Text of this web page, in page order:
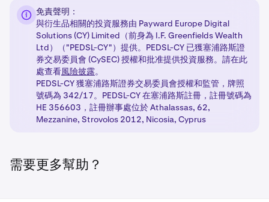
您可以從左上角的市場選擇器中選擇它們。
點擊後，將會彈出一個市場選擇器對話框，您可以在其
中選擇「期貨」選項卡以查看所有期貨合約。
從這裡，您可以搜尋您想交易的合約，然後點擊該行以
選擇市場。
選擇您的衍生品合約後，您的「交易」選項卡佈局（包
括訂單表格）將會更新，顯示所選合約的市場數據。
首先，您需要知道您想交易哪種合約，例如購買 BTC
永續合約或 ETH 永續合約。在您確定要交易的合約後，
您可以從主應用程式菜單上的「市場」頁面中選擇它們
進入「市場」頁面後，您將能夠選擇「衍生品」選項卡
以查看所有衍生品合約。
如果您想搜尋特定的衍生品合約，您可以點擊搜尋欄並
輸入您想交易的合約，使用衍生品選項卡篩選器，以篩
一旦您找到您的衍生品合約並選擇它，您將會打開該特
定合約的市場詳情頁面
免責聲明：
與衍生品相關的投資服務由 Payward Europe Digital
Solutions (CY) Limited（前身為 I.F. Greenfields Wealth
Ltd）（"PEDSL-CY"）提供。PEDSL-CY 已獲塞浦路斯證
券交易委員會 (CySEC) 授權和批准提供投資服務。請在此
處查看風險披露。
PEDSL-CY 獲塞浦路斯證券交易委員會授權和監管，牌照
號碼為 342/17。PEDSL-CY 在塞浦路斯註冊，註冊號碼為
HE 356603，註冊辦事處位於 Athalassas, 62,
Mezzanine, Strovolos 2012, Nicosia, Cyprus
需要更多幫助？